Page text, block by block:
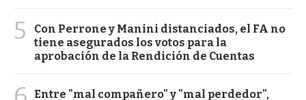
5
Con Perrone y Manini distanciados, el FA no
tiene asegurados los votos para la
aprobación de la Rendición de Cuentas
Entre "mal compañero" y "mal perdedor",